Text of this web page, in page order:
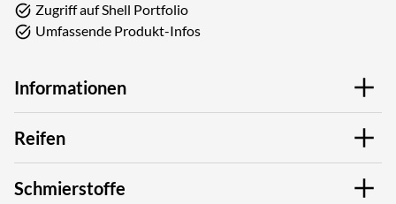
Zugriff auf Shell Portfolio
Umfassende Produkt-Infos
Informationen
Reifen
Schmierstoffe